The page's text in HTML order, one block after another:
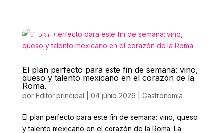
El plan perfecto para este fin de semana: vino,
queso y talento mexicano en el corazón de la
Roma.
por Editor principal 04 junio 2026 Gastronomía
El plan perfecto para este fin de semana: vino, queso
y talento mexicano en el corazón de la Roma. La